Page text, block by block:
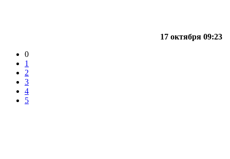
17 октября 09:23
0
1
2
3
4
5